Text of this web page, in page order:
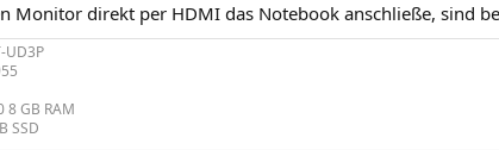
Monitor direkt per HDMI das Notebook anschließe, sind
UD3P
8 GB RAM
SSD